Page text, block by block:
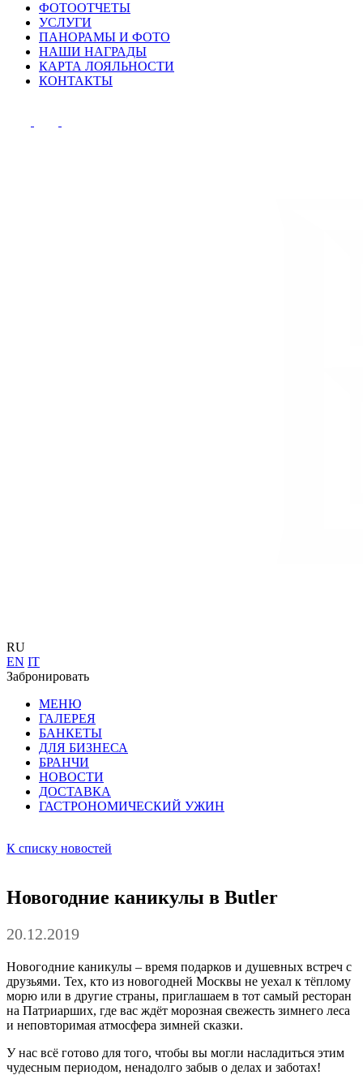
ФОТООТЧЕТЫ
УСЛУГИ
ПАНОРАМЫ И ФОТО
НАШИ НАГРАДЫ
КАРТА ЛОЯЛЬНОСТИ
КОНТАКТЫ
RU
EN IT
Забронировать
МЕНЮ
ГАЛЕРЕЯ
БАНКЕТЫ
ДЛЯ БИЗНЕСА
БРАНЧИ
НОВОСТИ
ДОСТАВКА
ГАСТРОНОМИЧЕСКИЙ УЖИН
К списку новостей
Новогодние каникулы в Butler
20.12.2019
Новогодние каникулы – время подарков и душевных встреч с
друзьями. Тех, кто из новогодней Москвы не уехал к тёплому
морю или в другие страны, приглашаем в тот самый ресторан
на Патриарших, где вас ждёт морозная свежесть зимнего леса
и неповторимая атмосфера зимней сказки.
У нас всё готово для того, чтобы вы могли насладиться этим
чудесным периодом, ненадолго забыв о делах и заботах!